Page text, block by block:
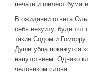
печати и шелест
В ожидании ответа
себя иезуиту, буде
такие Содом и
Душегубца покажутся
напутствием. Однако
человеком слова.